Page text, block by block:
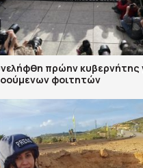
πρώην κυβερνήτης
φοιτητών